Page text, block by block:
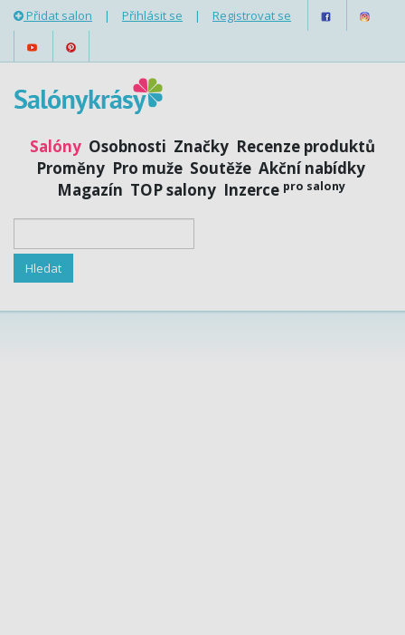
Přidat salon | Přihlásit se | Registrovat se
Salóny Osobnosti Značky Recenze produktů
Proměny Pro muže Soutěže Akční nabídky
Magazín TOP salony Inzerce pro salony